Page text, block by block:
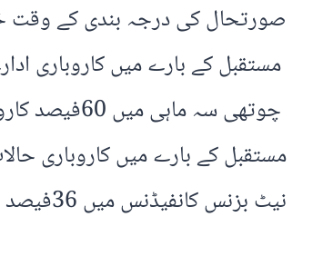
صورتحال کی درجہ بندی کے وقت
مستقبل کے بارے میں کاروباری
نیٹ بزنس کانفیڈنس میں 36فیصد اضافہ ہوا ہے۔